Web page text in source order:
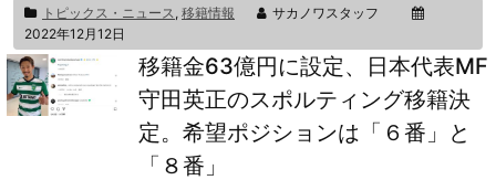
トピックス・ニュース, 移籍情報
サカノワスタッフ
2022年12月12日
移籍金63億円に設定、日本代表MF
守田英正のスポルティング移籍決
定。希望ポジションは「６番」と
「８番」